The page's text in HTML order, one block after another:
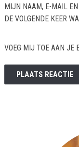
MIJN NAAM, E-MAIL EN
DE VOLGENDE KEER
VOEG MIJ TOE AAN JE